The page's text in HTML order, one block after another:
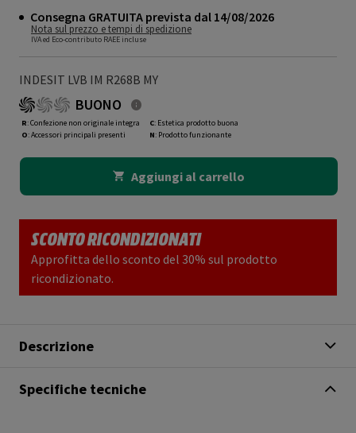
Consegna GRATUITA prevista dal 14/08/2026
Nota sul prezzo e tempi di spedizione
IVA ed Eco-contributo RAEE incluse
INDESIT LVB IM R268B MY
BUONO
R: Confezione non originale integra
O: Accessori principali presenti
C: Estetica prodotto buona
N: Prodotto funzionante
Aggiungi al carrello
SCONTO RICONDIZIONATI
Approfitta dello sconto del 30% sul prodotto
ricondizionato.
Descrizione
Specifiche tecniche